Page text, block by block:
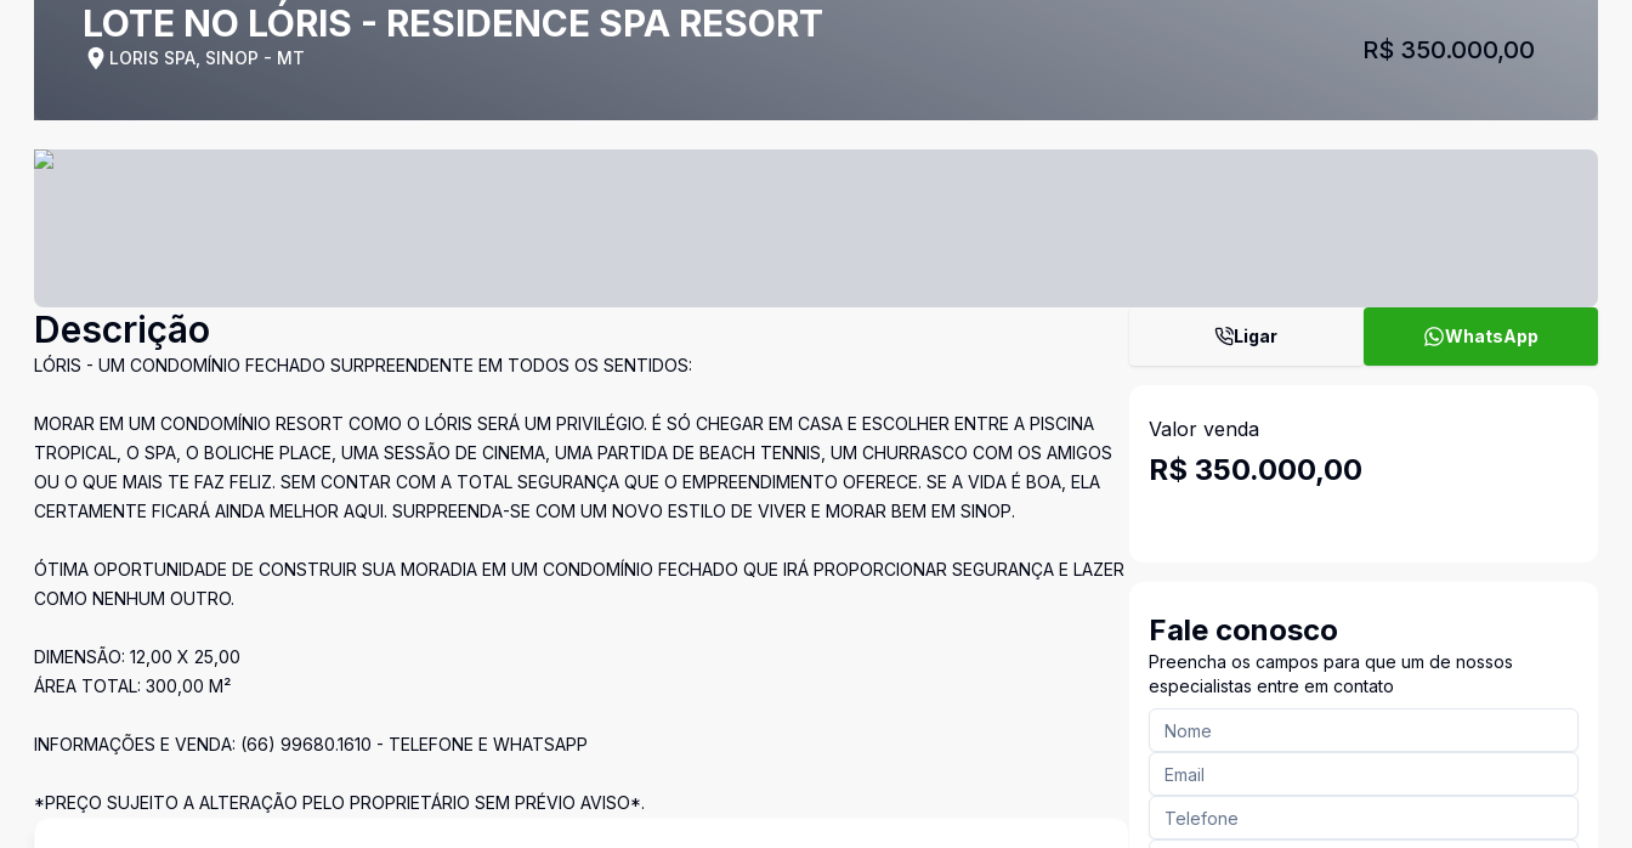
LOTE NO LÓRIS - RESIDENCE SPA RESORT
LORIS SPA, SINOP - MT R$ 350.000,00
Descrição
LÓRIS - UM CONDOMÍNIO FECHADO SURPREENDENTE EM TODOS OS SENTIDOS:
MORAR EM UM CONDOMÍNIO RESORT COMO O LÓRIS SERÁ UM PRIVILÉGIO. É SÓ CHEGAR EM CASA E ESCOLHER ENTRE A PISCINA
TROPICAL, O SPA, O BOLICHE PLACE, UMA SESSÃO DE CINEMA, UMA PARTIDA DE BEACH TENNIS, UM CHURRASCO COM OS AMIGOS
OU O QUE MAIS TE FAZ FELIZ. SEM CONTAR COM A TOTAL SEGURANÇA QUE O EMPREENDIMENTO OFERECE. SE A VIDA É BOA, ELA
CERTAMENTE FICARÁ AINDA MELHOR AQUI. SURPREENDA-SE COM UM NOVO ESTILO DE VIVER E MORAR BEM EM SINOP.
ÓTIMA OPORTUNIDADE DE CONSTRUIR SUA MORADIA EM UM CONDOMÍNIO FECHADO QUE IRÁ PROPORCIONAR SEGURANÇA E LAZER
COMO NENHUM OUTRO.
DIMENSÃO: 12,00 X 25,00
ÁREA TOTAL: 300,00 M²
INFORMAÇÕES E VENDA: (66) 99680.1610 - TELEFONE E WHATSAPP
*PREÇO SUJEITO A ALTERAÇÃO PELO PROPRIETÁRIO SEM PRÉVIO AVISO*.
Ligar WhatsApp
Valor venda
R$ 350.000,00
Fale conosco
Preencha os campos para que um de nossos
especialistas entre em contato